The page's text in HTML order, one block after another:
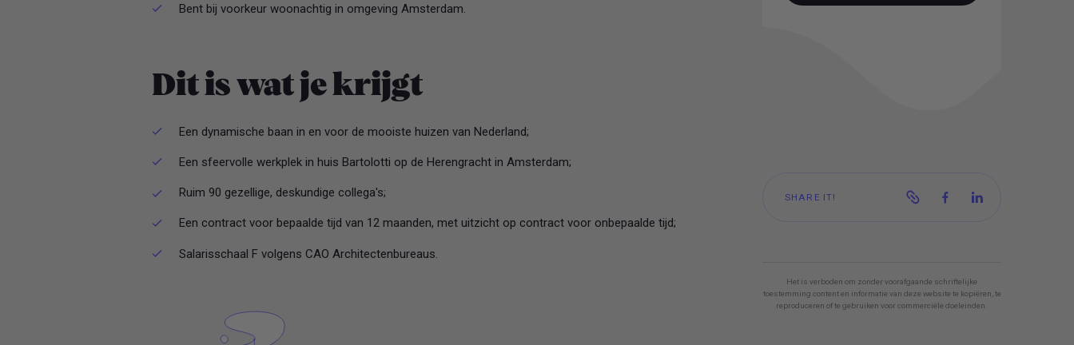
Bent bij voorkeur woonachtig in omgeving Amsterdam.
Dit is wat je krijgt
Een dynamische baan in en voor de mooiste huizen van Nederland;
Een sfeervolle werkplek in huis Bartolotti op de Herengracht in Amsterdam;
Ruim 90 gezellige, deskundige collega's;
Een contract voor bepaalde tijd van 12 maanden, met uitzicht op contract voor onbepaalde tijd;
Salarisschaal F volgens CAO Architectenbureaus.
SHARE IT!
Het is verboden om zonder voorafgaande schriftelijke
toestemming content en informatie van deze website te kopiëren, te
reproduceren of te gebruiken voor commerciële doeleinden.